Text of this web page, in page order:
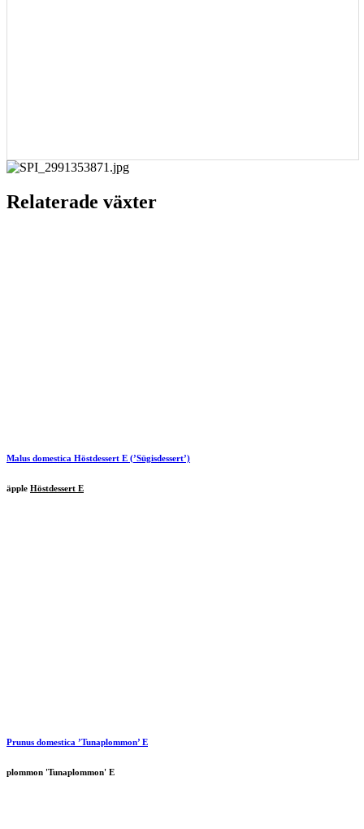
Relaterade växter
Malus domestica Höstdessert E (’Sügisdessert’)
äpple Höstdessert E
Prunus domestica ’Tunaplommon’ E
plommon 'Tunaplommon' E